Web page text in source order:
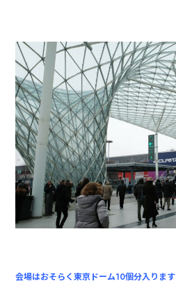
会場はおそらく東京ドーム10個分入ります